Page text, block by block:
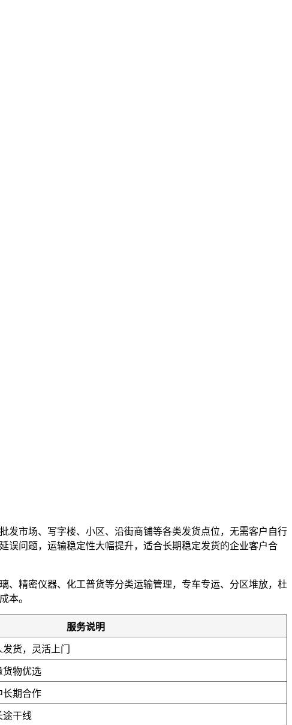
发市场、写字楼、小区、沿街商铺等各类发货点位，无需客户自行
误问题，运输稳定性大幅提升，适合长期稳定发货的企业客户合
、精密仪器、化工普货等分类运输管理，专车专运、分区堆放，杜
本。
服务说明
货，灵活上门
货物优选
长期合作
途干线